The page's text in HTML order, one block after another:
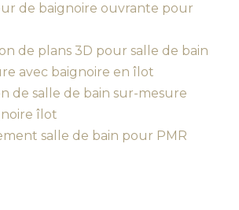
de baignoire ouvrante pour
de plans 3D pour salle de bain
avec baignoire en îlot
de salle de bain sur-mesure
îlot
salle de bain pour PMR